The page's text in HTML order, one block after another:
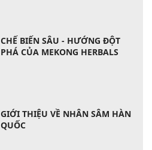
CHẾ BIẾN SÂU - HƯỚNG ĐỘT
PHÁ CỦA MEKONG HERBALS
GIỚI THIỆU VỀ NHÂN SÂM HÀN
QUỐC